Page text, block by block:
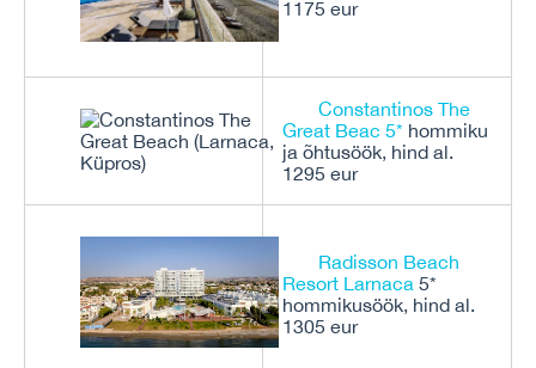
1175 eur
Constantinos The
Great Beac 5* hommiku
ja õhtusöök, hind al.
1295 eur
Radisson Beach
Resort Larnaca 5*
hommikusöök, hind al.
1305 eur